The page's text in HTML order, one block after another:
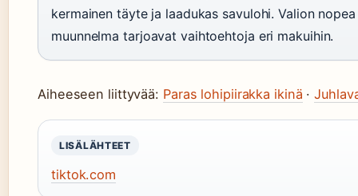
kermainen täyte ja laadukas savulohi. Valion
muunnelma tarjoavat vaihtoehtoja eri makuihin.
Aiheeseen liittyvää: Paras lohipiirakka ikinä ·
LISÄLÄHTEET
tiktok.com